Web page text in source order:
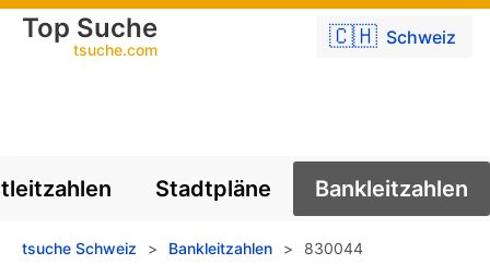
🇨🇭 Schweiz
Top Suche
tsuche.com
Stadtpläne Bankleitzahlen
tsuche Schweiz > Bankleitzahlen > 830044